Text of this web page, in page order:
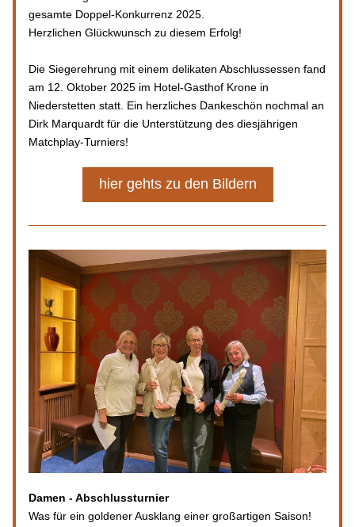
gesamte Doppel-Konkurrenz 2025.
Herzlichen Glückwunsch zu diesem Erfolg!
Die Siegerehrung mit einem delikaten Abschlussessen fand
am 12. Oktober 2025 im Hotel-Gasthof Krone in
Niederstetten statt. Ein herzliches Dankeschön nochmal an
Dirk Marquardt für die Unterstützung des diesjährigen
Matchplay-Turniers!
hier gehts zu den Bildern
Damen - Abschlussturnier
Was für ein goldener Ausklang einer großartigen Saison!